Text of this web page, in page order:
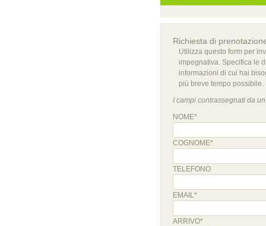
Richiesta di
Utilizza questo form per
impegnativa. Specifica le
informazioni di cui hai
più breve tempo possibile.
I campi contrassegnati da
NOME*
COGNOME*
TELEFONO
EMAIL*
ARRIVO*